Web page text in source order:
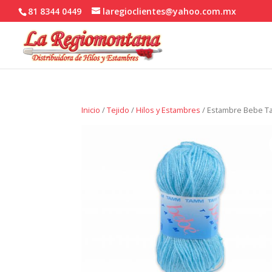
81 8344 0449 laregioclientes@yahoo.com.mx
Inicio /Tejido /Hilos y Estambres / Estambre Bebe